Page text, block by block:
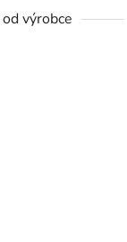
výrobce